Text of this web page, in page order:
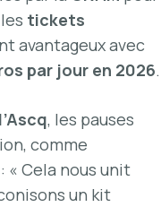
tickets
avantageux avec
par jour en 2026.
, les pauses
comme
: « Cela nous unit
un kit